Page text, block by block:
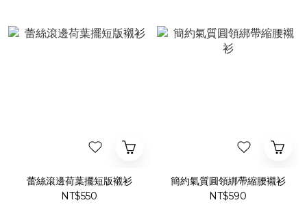
蕾絲滾邊荷葉擺短版襯衫
NT$550
簡約氣質圓領綁帶縮腰襯衫
NT$590